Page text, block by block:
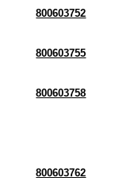
800603752
800603755
800603758
800603762